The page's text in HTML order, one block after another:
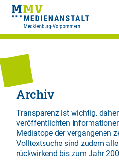
Archiv
Transparenz ist wichtig,
veröffentlichten
Mediatope der vergangenen
Volltextsuchesind zudem
rückwirkend bis zum Jahr